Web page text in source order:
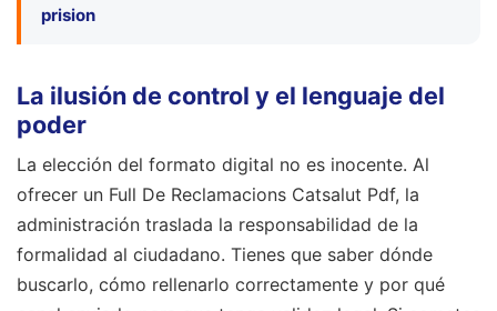
prision
La ilusión de control y el lenguaje del
poder
La elección del formato digital no es inocente. Al
ofrecer un Full De Reclamacions Catsalut Pdf, la
administración traslada la responsabilidad de la
formalidad al ciudadano. Tienes que saber dónde
buscarlo, cómo rellenarlo correctamente y por qué